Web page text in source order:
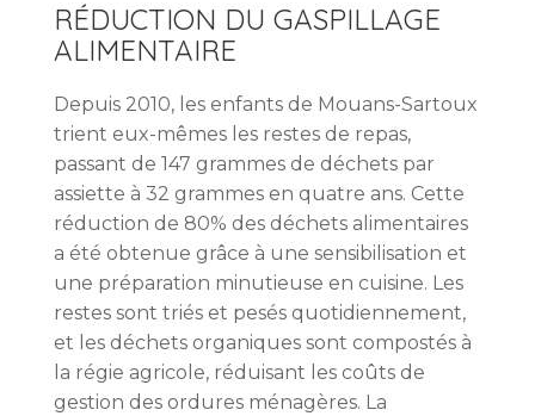
RÉDUCTION DU GASPILLAGE
ALIMENTAIRE
Depuis 2010, les enfants de Mouans-Sartoux
trient eux-mêmes les restes de repas,
passant de 147 grammes de déchets par
assiette à 32 grammes en quatre ans. Cette
réduction de 80% des déchets alimentaires
a été obtenue grâce à une sensibilisation et
une préparation minutieuse en cuisine. Les
restes sont triés et pesés quotidiennement,
et les déchets organiques sont compostés à
la régie agricole, réduisant les coûts de
gestion des ordures ménagères. La